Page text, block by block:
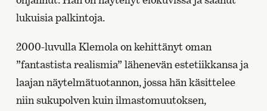
lukuisia palkintoja.
2000-luvulla Klemola on kehittänyt oman
”fantastista realismia” lähenevän estetiikkansa ja
laajan näytelmätuotannon, jossa hän käsittelee
niin sukupolven kuin ilmastomuutoksen,